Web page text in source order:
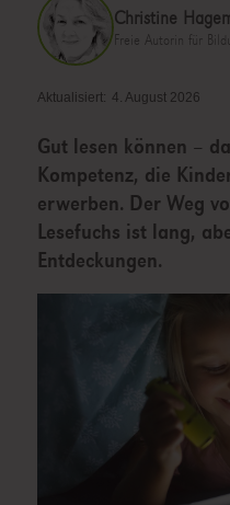
Christine
Freie Autorin für
Aktualisiert: 4. August 2026
Gut lesen können –
Kompetenz, die
erwerben. Der Weg
Lesefuchs ist lang,
Entdeckungen.